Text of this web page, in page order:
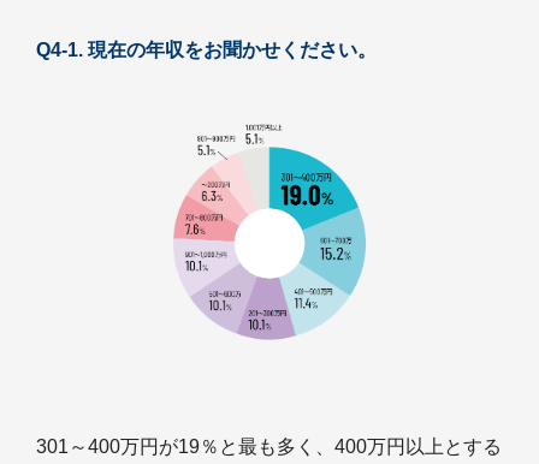
Q4-1. 現在の年収をお聞かせください。
301～400万円が19％と最も多く、400万円以上とする